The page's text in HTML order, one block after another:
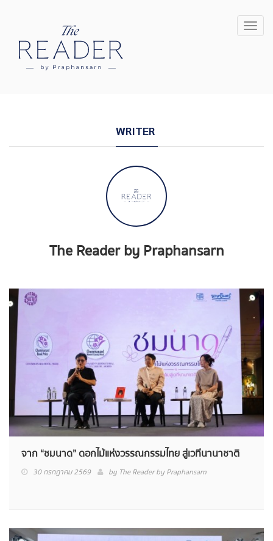
WRITER
The Reader by Praphansarn
จาก “ชมนาด” ดอกไม้แห่งวรรณกรรมไทย สู่เวทีนานาชาติ
30 กรกฎาคม 2569 by The Reader by Praphansarn